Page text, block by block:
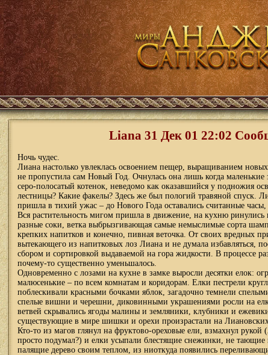
Liana 31 Дек 01 22:02
Ночь чудес.
Лиана настолько увлеклась освоением пещер, выращиванием
не пропустила сам Новый Год. Очнулась она лишь когда маленькие
серо-полосатый котенок, неведомо как оказавшийся у подножия
лестницы? Какие факелы? Здесь же был пологий травяной спуск.
пришла в тихий ужас – до Нового Года оставались считанные
Вся растительность мигом пришла в движение, на кухню ринулись
разные соки, ветка выбрызгивающая самые немыслимые сорта
крепких напитков и конечно, пивная веточка. От своих вредных
вытекающего из напитковых лоз Лиана и не думала избавляться,
сбором и сортировкой выдаваемой на гора жидкости. В процессе
почему-то существенно уменьшалось.
Одновременно с лозами на кухне в замке выросли десятки елок:
малюсенькие – по всем комнатам и коридорам. Елки пестрели
поблескивали красными бочками яблок, загадочно темнели
спелые вишни и черешни, диковинными украшениями росли на
ветвей скрывались ягоды малины и земляники, клубники и
существующие в мире шишки и орехи произрастали на
Кто-то из магов глянул на фруктово-ореховые ели, взмахнул
просто подумал?) и елки усыпали блестящие снежинки, не тающие
палящие дерево своим теплом, из ниоткуда появились